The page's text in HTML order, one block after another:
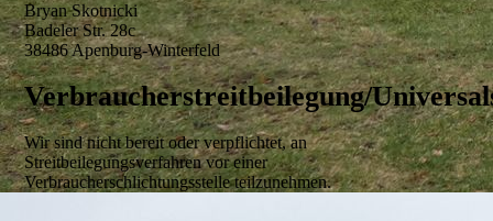
Bryan Skotnicki
Badeler Str. 28c
38486 Apenburg-Winterfeld
Verbraucherstreitbeilegung/
Wir sind nicht bereit oder verpflichtet, an
Streitbeilegungsverfahren vor einer
Verbraucherschlichtungsstelle teilzunehmen.